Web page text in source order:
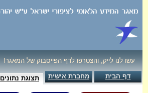
עשו לנו לייק, והצטרפו לדף הפייסבוק של המאגר!
דף הבית מחברת אישית תצוגת נתונים